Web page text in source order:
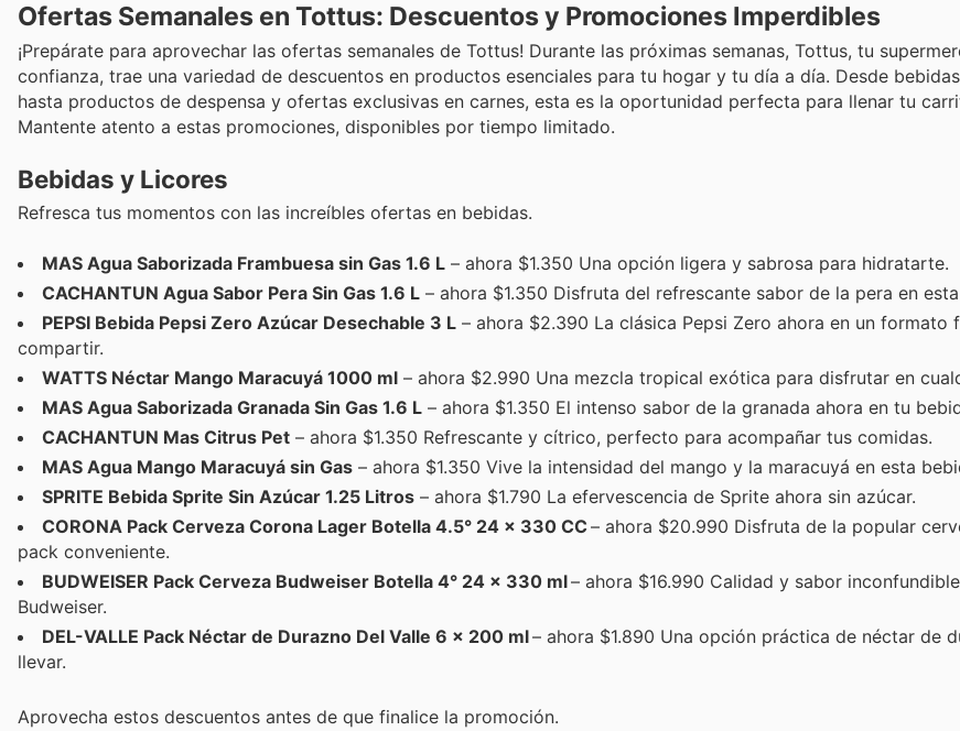
Ofertas Semanales en Tottus: Descuentos y Promociones Imperdibles
¡Prepárate para aprovechar las ofertas semanales de Tottus! Durante las próximas semanas, Tottus, tu
confianza, trae una variedad de descuentos en productos esenciales para tu hogar y tu día a día. Desde
hasta productos de despensa y ofertas exclusivas en carnes, esta es la oportunidad perfecta para llenar tu
Mantente atento a estas promociones, disponibles por tiempo limitado.
Bebidas y Licores
Refresca tus momentos con las increíbles ofertas en bebidas.
MAS Agua Saborizada Frambuesa sin Gas 1.6 L – ahora $1.350 Una opción ligera y sabrosa para hidratarte.
CACHANTUN Agua Sabor Pera Sin Gas 1.6 L – ahora $1.350 Disfruta del refrescante sabor de la pera en
PEPSI Bebida Pepsi Zero Azúcar Desechable 3 L – ahora $2.390 La clásica Pepsi Zero ahora en un formato
compartir.
WATTS Néctar Mango Maracuyá 1000 ml – ahora $2.990 Una mezcla tropical exótica para disfrutar en
MAS Agua Saborizada Granada Sin Gas 1.6 L – ahora $1.350 El intenso sabor de la granada ahora en tu
CACHANTUN Mas Citrus Pet – ahora $1.350 Refrescante y cítrico, perfecto para acompañar tus comidas.
MAS Agua Mango Maracuyá sin Gas – ahora $1.350 Vive la intensidad del mango y la maracuyá en esta
SPRITE Bebida Sprite Sin Azúcar 1.25 Litros – ahora $1.790 La efervescencia de Sprite ahora sin azúcar.
CORONA Pack Cerveza Corona Lager Botella 4.5° 24 x 330 CC– ahora $20.990 Disfruta de la popular
pack conveniente.
BUDWEISER Pack Cerveza Budweiser Botella 4° 24 x 330 ml– ahora $16.990 Calidad y sabor
Budweiser.
DEL-VALLE Pack Néctar de Durazno Del Valle 6 x 200 ml– ahora $1.890 Una opción práctica de néctar de
llevar.
Aprovecha estos descuentos antes de que finalice la promoción.